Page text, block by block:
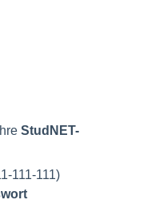
StudNET-
111-111)